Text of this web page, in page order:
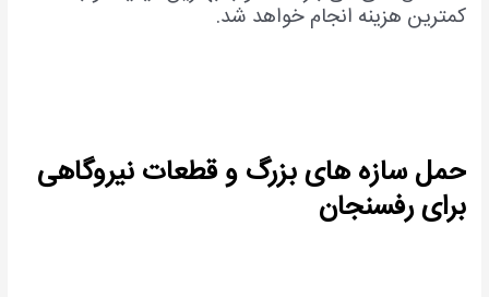
کمترین هزینه انجام خواهد شد.
حمل سازه های بزرگ و قطعات نیروگاهی
برای رفسنجان